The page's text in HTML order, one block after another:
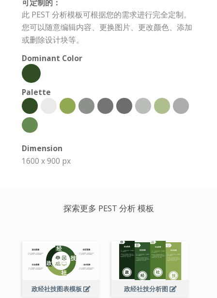
可定制的：
此 PEST 分析模板可根据您的需求进行完全定制。
您可以随意编辑内容、更换图片、更改颜色、添加
或删除设计块等。
Dominant Color
Palette
Dimension
1600 x 900 px
探索更多 PEST 分析 模板
政经社技图表模板 政经社技分析图